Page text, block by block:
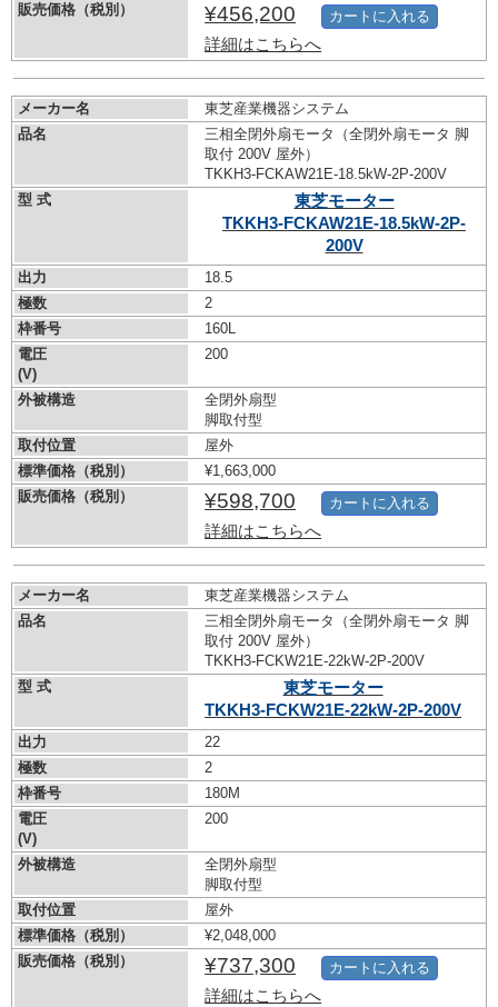
販売価格（税別）
¥456,200
詳細はこちらへ
カートに入れる
メーカー名
東芝産業機器システム
品名
三相全閉外扇モータ（全閉外扇モータ 脚
取付 200V 屋外）
TKKH3-FCKAW21E-18.5kW-2P-200V
型 式
東芝モーター
TKKH3-FCKAW21E-18.5kW-2P-
200V
出力
18.5
極数
2
枠番号
160L
電圧
(V)
200
外被構造
全閉外扇型
脚取付型
取付位置
屋外
標準価格（税別）
¥1,663,000
販売価格（税別）
¥598,700
詳細はこちらへ
カートに入れる
メーカー名
東芝産業機器システム
品名
三相全閉外扇モータ（全閉外扇モータ 脚
取付 200V 屋外）
TKKH3-FCKW21E-22kW-2P-200V
型 式
東芝モーター
TKKH3-FCKW21E-22kW-2P-200V
出力
22
極数
2
枠番号
180M
電圧
(V)
200
外被構造
全閉外扇型
脚取付型
取付位置
屋外
標準価格（税別）
¥2,048,000
販売価格（税別）
¥737,300
詳細はこちらへ
カートに入れる